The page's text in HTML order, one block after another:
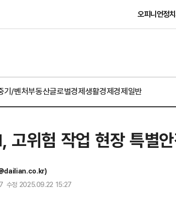
오피니언정치
기/벤처부동산글로벌경제생활경제경제일반
고위험 작업 현장 특별
수정 2025.09.22 15:27